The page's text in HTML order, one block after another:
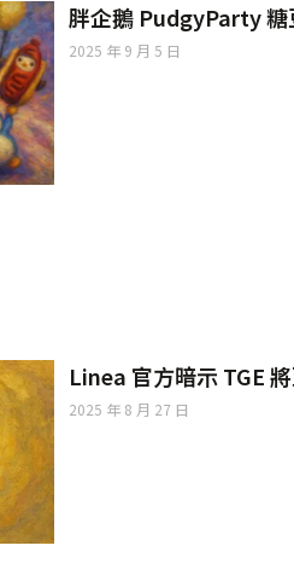
胖企鵝 PudgyParty 糖
2025 年 9 月 5 日
Linea 官方暗示 TGE
2025 年 8 月 27 日